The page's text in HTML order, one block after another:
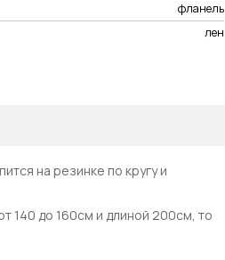
фланель
лен
на резинке по кругу и
140 до 160см и длиной 200см, то